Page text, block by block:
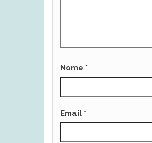
Nome *
Email *